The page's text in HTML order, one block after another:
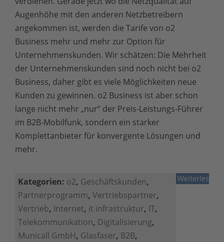
Augenhöhe mit den anderen Netzbetreibern
angekommen ist, werden die Tarife von o2
Business mehr und mehr zur Option für
Unternehmenskunden. Wir schätzen: Die Mehrheit
der Unternehmenskunden sind noch nicht bei o2
Business, daher gibt es viele Möglichkeiten neue
Kunden zu gewinnen. o2 Business ist aber schon
lange nicht mehr „nur“ der Preis-Leistungs-Führer
im B2B-Mobilfunk, sondern ein starker
Komplettanbieter für konvergente Lösungen und
mehr.
Weiterlesen
Kategorien: o2, Geschäftskunden,
Partnerprogramm, Vertriebspartner,
Vertrieb, Internet, it infrastruktur, IT,
Telekommunikation, Digitalisierung,
Municall GmbH, Glasfaser, B2B,